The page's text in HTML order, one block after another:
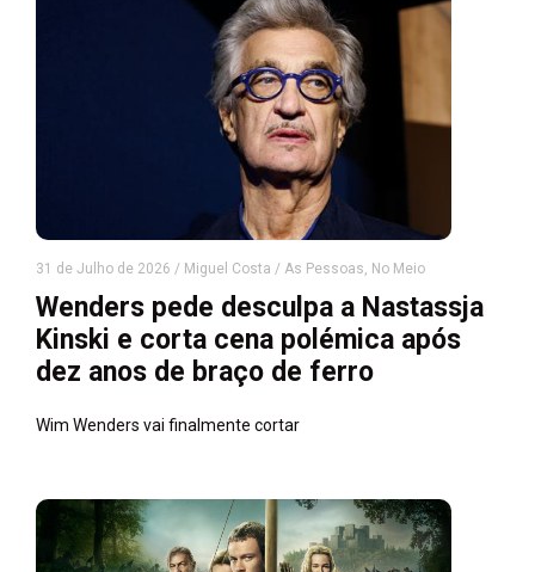
31 de Julho de 2026 / Miguel Costa / As Pessoas, No Meio
Wenders pede desculpa a Nastassja
Kinski e corta cena polémica após
dez anos de braço de ferro
Wim Wenders vai finalmente cortar